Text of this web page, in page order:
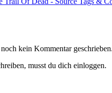
kein Kommentar
musst du dich einloggen.